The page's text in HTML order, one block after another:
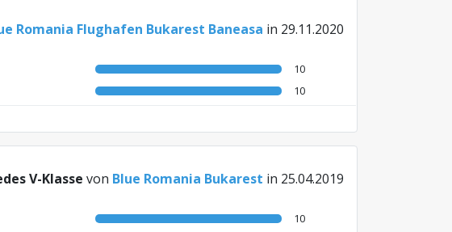
Romania Flughafen Bukarest Baneasa in 29.11.2020
10
10
V-Klasse von Blue Romania Bukarest in 25.04.2019
10